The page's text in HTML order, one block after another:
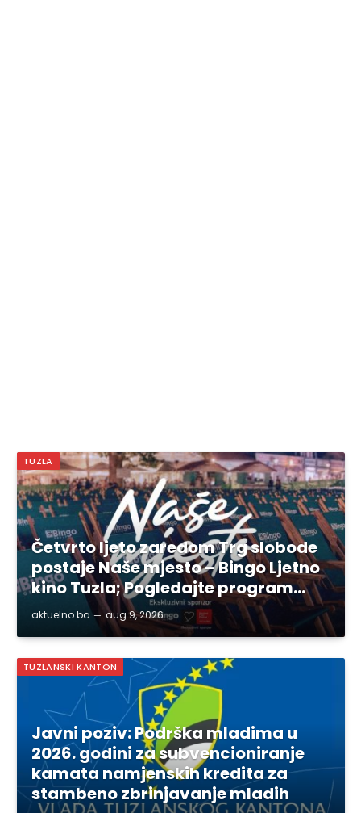
TUZLA
Četvrto ljeto zaredom Trg slobode
postaje Naše mjesto – Bingo Ljetno
kino Tuzla; Pogledajte program…
aktuelno.ba aug 9, 2026
TUZLANSKI KANTON
Javni poziv: Podrška mladima u
2026. godini za subvencioniranje
kamata namjenskih kredita za
stambeno zbrinjavanje mladih